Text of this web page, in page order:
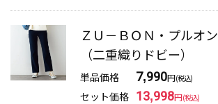
ＺＵ－ＢＯＮ・プルオ
（二重織りドビー）
単品価格 7,990円(税込)
セット価格 13,998円(税込)